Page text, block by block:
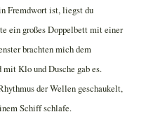
Fremdwort ist, liegst du
ein großes Doppelbett mit einer
brachten mich dem
mit Klo und Dusche gab es.
der Wellen geschaukelt,
Schiff schlafe.